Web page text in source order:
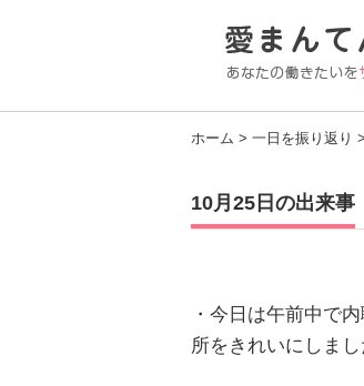
ホーム > 一日を振り返り
10月25日の出来事
・今日は午前中で
所をきれいにしまし